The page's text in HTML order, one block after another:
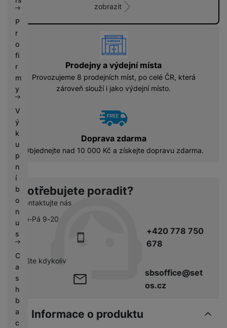
P
r
o
fi
r
m
y
V
ý
k
u
p
n
í
b
o
n
u
s
C
a
s
h
b
a
c
o
a
o
v
zobrazit
Prodejny a výdejní místa
Provozujeme 8 prodejních míst, po celé ČR, která
zároveň slouží i jako výdejní místo.
Doprava zdarma
Objednejte nad 10 000 Kč a získejte dopravu zdarma.
Potřebujete poradit?
Kontaktujte nás
Po-Pá 9-20
+420 778 750
678
pište kdykoliv
sbsoffice@set
os.cz
Informace o produktu